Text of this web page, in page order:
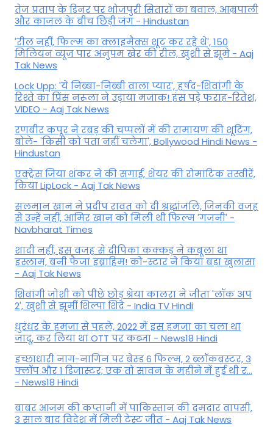
तेज प्रताप के डिनर पर भोजपुरी सितारों का बवाल, आम्रपाली
और काजल के बीच छिड़ी जंग - Hindustan
'रील नहीं, फिल्म का क्लाइमैक्स शूट कर रहे थे', 150
मिलियन व्यूज पार अनुपम खेर की रील, खुशी से झूमे - Aaj
Tak News
Lock Upp: 'ये निब्बा-निब्बी वाला प्यार', हर्षद-शिवांगी के
रिश्ते का प्रिंस नरूला ने उड़ाया मजाक! हंस पड़े फराह-रितेश,
VIDEO - Aaj Tak News
रणबीर कपूर ने रबड़ की चप्पलों में की रामायण की शूटिंग,
बोले- 'किसी को पता नहीं चलेगा', Bollywood Hindi News -
Hindustan
एक्ट्रेस जिया शंकर ने की सगाई, शेयर की रोमांटिक तस्वीरें,
किया LipLock - Aaj Tak News
सलमान खान ने प्रदीप रावत को दी श्रद्धांजलि, जिनकी वजह
से उन्हें नहीं, आमिर खान को मिली थी फिल्म 'गजनी' -
Navbharat Times
शादी नहीं, इस वजह से दीपिका कक्कड़ ने कबूला था
इस्लाम, बनी फैजा इब्राहिम! को-स्टार ने किया बड़ा खुलासा
- Aaj Tak News
शिवांगी जोशी को पीछे छोड़ श्रेया कालरा ने जीता 'लॉक अप
2', खुशी से झूमीं शिल्पा शिंदे - India TV Hindi
धुरंधर के हमजा से पहले, 2022 में इस हमजा का चला था
जादू, कर लिया था OTT पर कब्जा - News18 Hindi
इच्छाधारी नाग-नागिन पर बेस्ड 6 फिल्म, 2 ब्लॉकबस्टर, 3
फ्लॉप और 1 डिजास्टर; एक तो सावन के महीने में हुई थी र...
- News18 Hindi
बाबर आजम की कप्तानी में पाकिस्तान की दमदार वापसी,
3 साल बाद विदेश में मिली टेस्ट जीत - Aaj Tak News